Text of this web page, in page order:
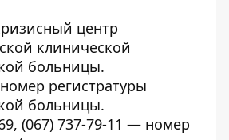
центр
клинической
больницы.
регистратуры
больницы.
(067) 737-79-11 — номер